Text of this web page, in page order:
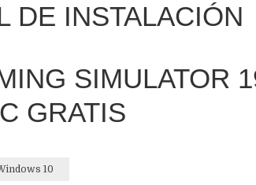
DE INSTALACIÓN
SIMULATOR
GRATIS
10